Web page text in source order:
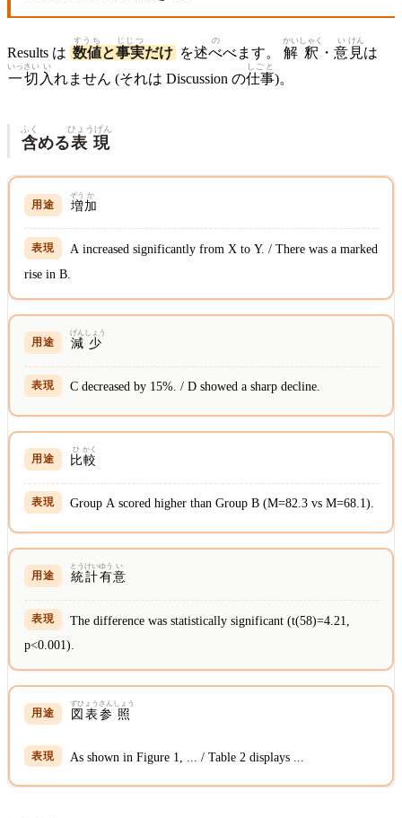
Results は 数値
すうち
と事実
じじつ
だけ を述べ
の
べます。 解
かい
釈
しゃく
・ 意
い
見
けん
は
一切
いっさい
入
い
れません (それは Discussion の仕事
しごと
)。
含
ふく
める表現
ひょうげん
増
ぞう
加
か
A increased significantly from X to Y. / There was a marked
rise in B.
減
げん
少
しょう
C decreased by 15%. / D showed a sharp decline.
比
ひ
較
かく
Group A scored higher than Group B (M=82.3 vs M=68.1).
統計
とうけい
有
ゆう
意
い
The difference was statistically significant (t(58)=4.21,
p<0.001).
図表
ずひょう
参
さん
照
しょう
As shown in Figure 1, ... / Table 2 displays ...